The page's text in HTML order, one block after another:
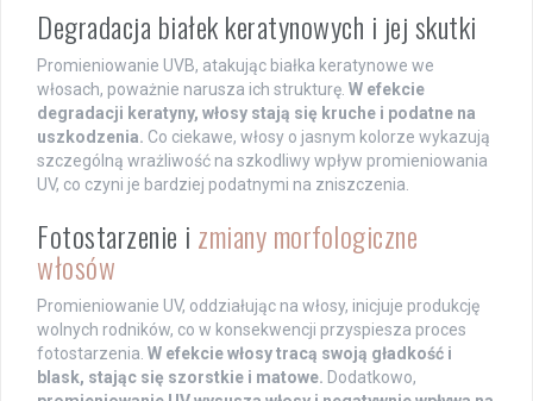
Degradacja białek keratynowych i jej skutki
Promieniowanie UVB, atakując białka keratynowe we
włosach, poważnie narusza ich strukturę. W efekcie
degradacji keratyny, włosy stają się kruche i podatne na
uszkodzenia. Co ciekawe, włosy o jasnym kolorze wykazują
szczególną wrażliwość na szkodliwy wpływ promieniowania
UV, co czyni je bardziej podatnymi na zniszczenia.
Fotostarzenie i zmiany morfologiczne
włosów
Promieniowanie UV, oddziałując na włosy, inicjuje produkcję
wolnych rodników, co w konsekwencji przyspiesza proces
fotostarzenia. W efekcie włosy tracą swoją gładkość i
blask, stając się szorstkie i matowe. Dodatkowo,